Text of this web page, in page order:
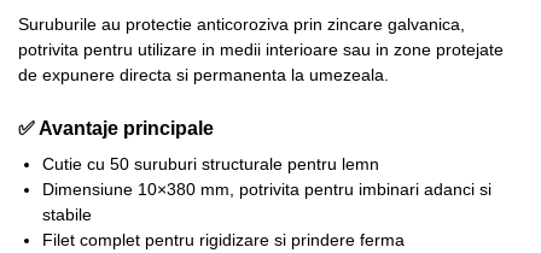
Suruburile au protectie anticoroziva prin zincare galvanica,
potrivita pentru utilizare in medii interioare sau in zone protejate
de expunere directa si permanenta la umezeala.
✅ Avantaje principale
Cutie cu 50 suruburi structurale pentru lemn
Dimensiune 10×380 mm, potrivita pentru imbinari adanci si
stabile
Filet complet pentru rigidizare si prindere ferma